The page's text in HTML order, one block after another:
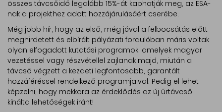
összes távcsőidő legalább 15%-át kaphatják meg, az ESA-
nak a projekthez adott hozzájárulásáért cserébe.
Még jobb hír, hogy az első, még jóval a felbocsátás előtt
meghirdetett és elbírált pályázati fordulóban máris voltak
olyan elfogadott kutatási programok, amelyek magyar
vezetéssel vagy részvétellel zajlanak majd, miután a
távcső végzett a kezdeti legfontosabb, garantált
hozzáféréssel rendelkező programjaival. Pedig el lehet
képzelni, hogy mekkora az érdeklődés az új űrtávcső
kínálta lehetőségek iránt!